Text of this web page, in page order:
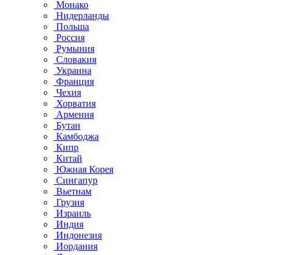
Монако
Нидерланды
Польша
Россия
Румыния
Словакия
Украина
Франция
Чехия
Хорватия
Армения
Бутан
Камбоджа
Кипр
Китай
Южная Корея
Сингапур
Вьетнам
Грузия
Израиль
Индия
Индонезия
Иордания